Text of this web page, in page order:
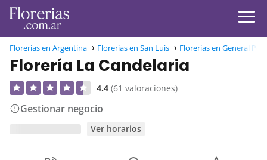
Florerías en Argentina Florerías en San Luis Florerías en General
Florería La Candelaria
4.4 (61 valoraciones)
Gestionar negocio
Ver horarios